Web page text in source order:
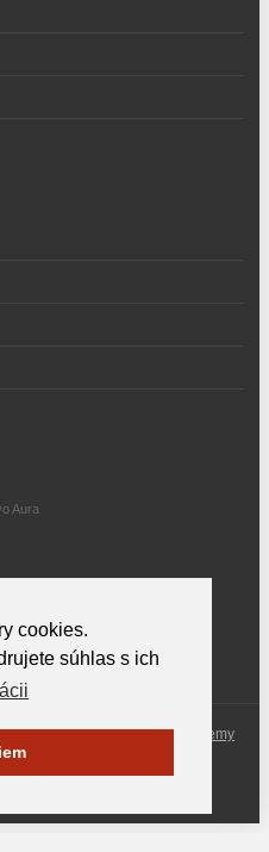
cookies.
súhlas s ich
Aura
Odporúčame VámFM parfemy